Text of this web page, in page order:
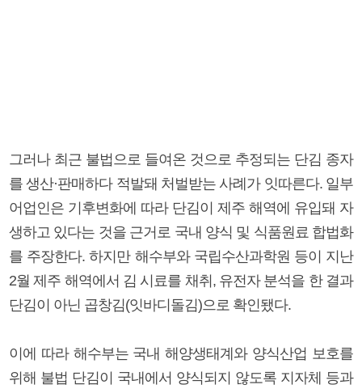
그러나 최근 불법으로 들여온 것으로 추정되는 단김 종자
를 생산·판매하다 적발돼 처벌받는 사례가 잇따른다. 일부
어업인은 기후변화에 따라 단김이 제주 해역에 유입돼 자
생하고 있다는 것을 근거로 국내 양식 및 식품원료 합법화
를 주장한다. 하지만 해수부와 국립수산과학원 등이 지난
2월 제주 해역에서 김 시료를 채취, 유전자 분석을 한 결과
단김이 아닌 곱창김(잇바디돌김)으로 확인됐다.
이에 따라 해수부는 국내 해양생태계와 양식산업 보호를
위해 불법 단김이 국내에서 양식되지 않도록 지자체 등과